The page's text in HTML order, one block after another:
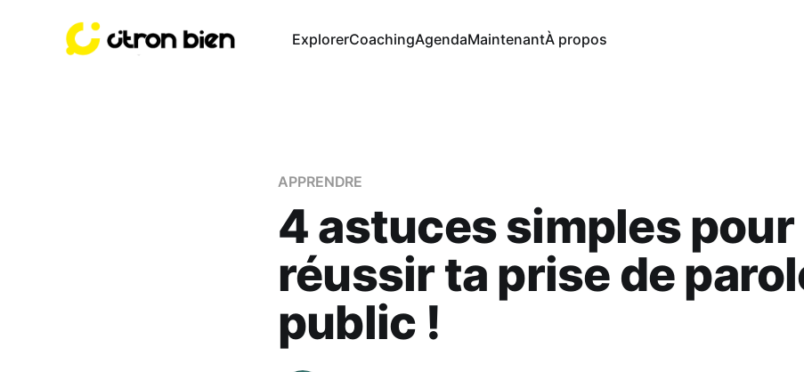
ExplorerCoachingAgendaMaintenantÀ propos
APPRENDRE
4 astuces simples pour
réussir ta prise de
public !